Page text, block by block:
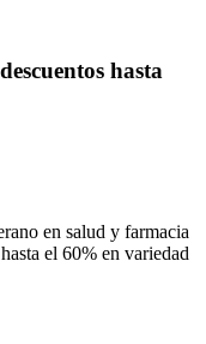
hasta
en salud y farmacia
el 60% en variedad